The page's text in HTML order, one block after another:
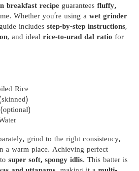
breakfast recipe guarantees fluffy,
Whether you’re using a wet grinder
includes step-by-step instructions,
, and ideal rice-to-urad dal ratio for
Rice
grind to the right consistency,
a warm place. Achieving perfect
super soft, spongy idlis. This batter is